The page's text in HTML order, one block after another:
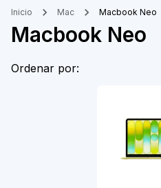
Inicio Mac Macbook Neo
Macbook Neo
Ordenar por: